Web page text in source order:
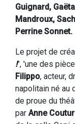
Guignard,
Mandroux,
Perrine Sonnet.
Le projet de
!", 'une des
Filippo, acteur,
napolitain né au
de proue du
par Anne